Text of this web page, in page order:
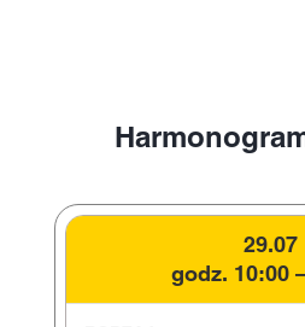
29.07
godz. 10:00